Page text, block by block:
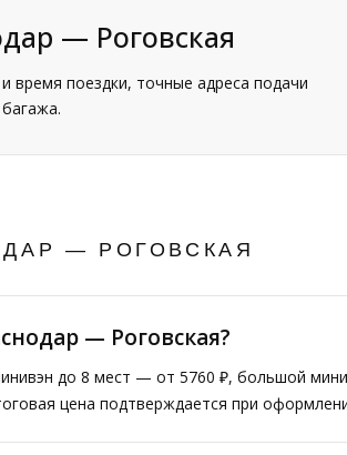
— Роговская
время поездки, точные адреса подачи
— РОГОВСКАЯ
— Роговская?
до 8 мест — от 5760 ₽, большой
цена подтверждается при